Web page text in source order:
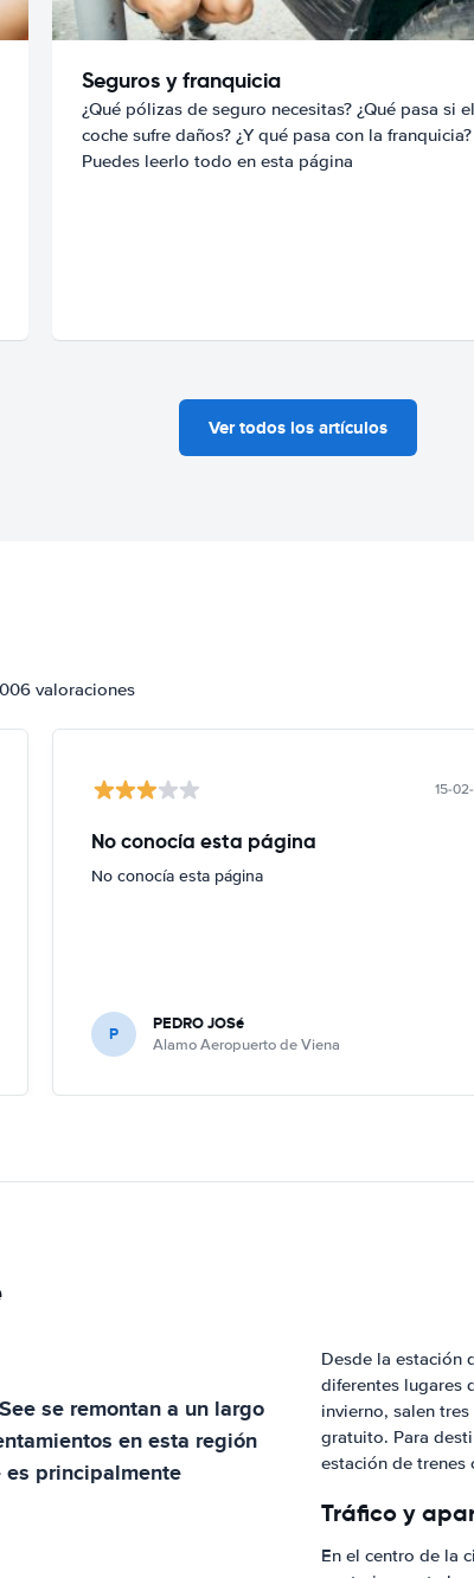
Seguros y franquicia
¿Qué pólizas de seguro necesitas? ¿Qué pasa si el
coche sufre daños? ¿Y qué pasa con la franquicia?
Puedes leerlo todo en esta página
Ver todos los artículos
valoraciones
15-
No conocía esta página
No conocía esta página
P PEDRO JOSé
Alamo Aeropuerto de Viena
se remontan a un largo
en esta región
principalmente
Desde la estación
diferentes lugares
invierno, salen
gratuito. Para
estación de trenes
Tráfico y
En el centro de la